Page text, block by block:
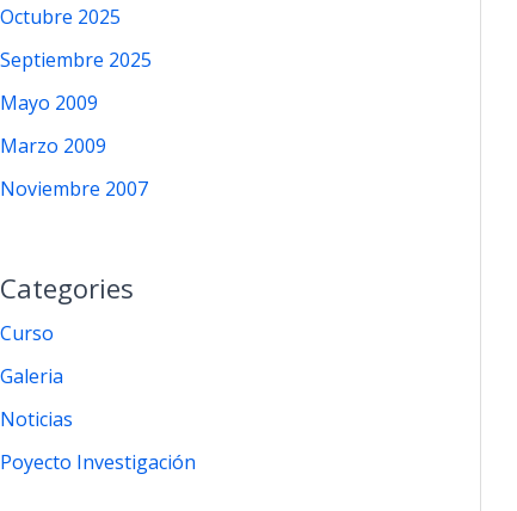
Octubre 2025
Septiembre 2025
Mayo 2009
Marzo 2009
Noviembre 2007
Categories
Curso
Galeria
Noticias
Poyecto Investigación